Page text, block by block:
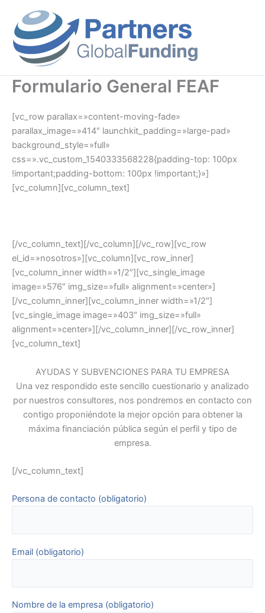
contenido
Formulario General FEAF
[vc_row parallax=»content-moving-fade»
parallax_image=»414″ launchkit_padding=»large-pad»
background_style=»full»
css=».vc_custom_1540333568228{padding-top: 100px
!important;padding-bottom: 100px !important;}»]
[vc_column][vc_column_text]
[/vc_column_text][/vc_column][/vc_row][vc_row
el_id=»nosotros»][vc_column][vc_row_inner]
[vc_column_inner width=»1/2″][vc_single_image
image=»576″ img_size=»full» alignment=»center»]
[/vc_column_inner][vc_column_inner width=»1/2″]
[vc_single_image image=»403″ img_size=»full»
alignment=»center»][/vc_column_inner][/vc_row_inner]
[vc_column_text]
AYUDAS Y SUBVENCIONES PARA TU EMPRESA
Una vez respondido este sencillo cuestionario y analizado
por nuestros consultores, nos pondremos en contacto con
contigo proponiéndote la mejor opción para obtener la
máxima financiación pública según el perfil y tipo de
empresa.
[/vc_column_text]
Persona de contacto (obligatorio)
Email (obligatorio)
Nombre de la empresa (obligatorio)